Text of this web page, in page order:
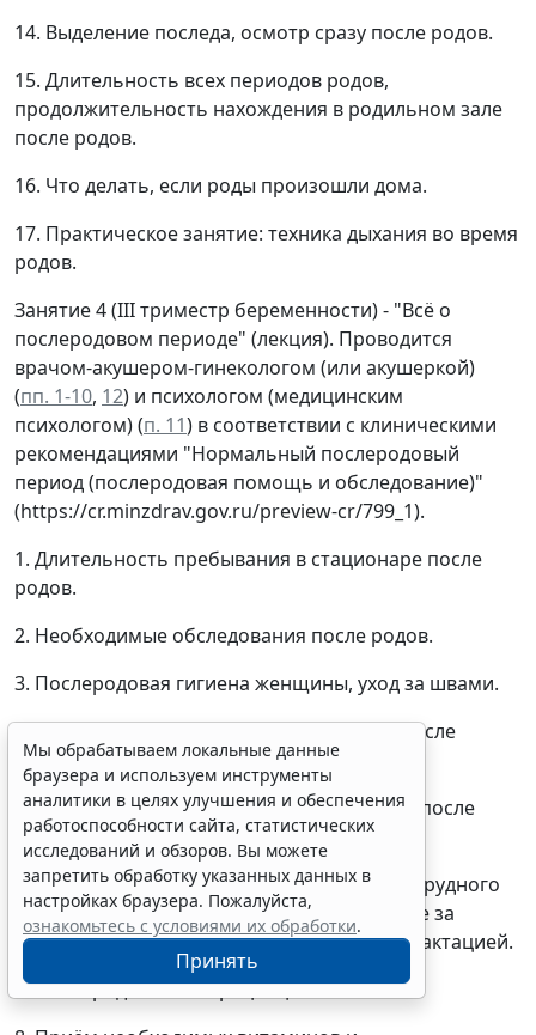
14. Выделение последа, осмотр сразу после родов.
15. Длительность всех периодов родов,
продолжительность нахождения в родильном зале
после родов.
16. Что делать, если роды произошли дома.
17. Практическое занятие: техника дыхания во время
родов.
Занятие 4 (III триместр беременности) - "Всё о
послеродовом периоде" (лекция). Проводится
врачом-акушером-гинекологом (или акушеркой)
(пп. 1-10, 12) и психологом (медицинским
психологом) (п. 11) в соответствии с клиническими
рекомендациями "Нормальный послеродовый
период (послеродовая помощь и обследование)"
(https://cr.minzdrav.gov.ru/preview-cr/799_1).
1. Длительность пребывания в стационаре после
родов.
2. Необходимые обследования после родов.
3. Послеродовая гигиена женщины, уход за швами.
4. Особенность послеродового периода после
кесарева сечения.
5. Питание и соблюдение водного режима после
родов.
6. Лактация и кормление грудью, правила грудного
вскармливания, уход за грудью, обращение за
медицинской помощью при проблемах с лактацией.
7. Послеродовая контрацепция.
Мы обрабатываем локальные данные
браузера и используем инструменты
аналитики в целях улучшения и обеспечения
работоспособности сайта, статистических
исследований и обзоров. Вы можете
запретить обработку указанных данных в
настройках браузера. Пожалуйста,
ознакомьтесь с условиями их обработки.
Принять